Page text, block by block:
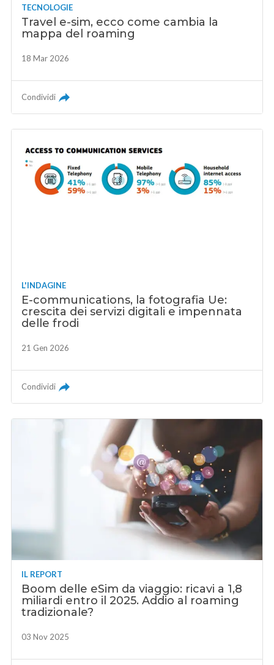
TECNOLOGIE
Travel e-sim, ecco come cambia la
mappa del roaming
18 Mar 2026
Condividi
L'INDAGINE
E-communications, la fotografia Ue:
crescita dei servizi digitali e impennata
delle frodi
21 Gen 2026
Condividi
IL REPORT
Boom delle eSim da viaggio: ricavi a 1,8
miliardi entro il 2025. Addio al roaming
tradizionale?
03 Nov 2025